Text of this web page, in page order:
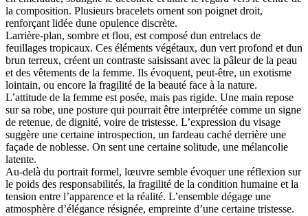
la composition. Plusieurs bracelets ornent son poignet droit,
renforçant lidée dune opulence discrète.
Larrière-plan, sombre et flou, est composé dun entrelacs de
feuillages tropicaux. Ces éléments végétaux, dun vert profond et dun
brun terreux, créent un contraste saisissant avec la pâleur de la peau
et des vêtements de la femme. Ils évoquent, peut-être, un exotisme
lointain, ou encore la fragilité de la beauté face à la nature.
L’attitude de la femme est posée, mais pas rigide. Une main repose
sur sa robe, une posture qui pourrait être interprétée comme un signe
de retenue, de dignité, voire de tristesse. L’expression du visage
suggère une certaine introspection, un fardeau caché derrière une
façade de noblesse. On sent une certaine solitude, une mélancolie
latente.
Au-delà du portrait formel, lœuvre semble évoquer une réflexion sur
le poids des responsabilités, la fragilité de la condition humaine et la
tension entre l’apparence et la réalité. L’ensemble dégage une
atmosphère d’élégance résignée, empreinte d’une certaine tristesse.